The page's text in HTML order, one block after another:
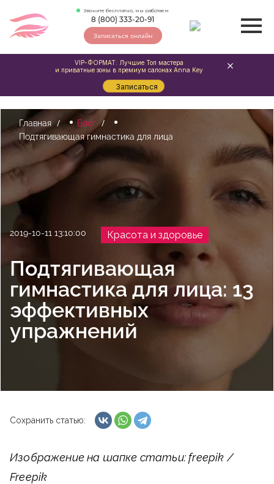
Звоните бесплатно, мы работаем
8 (800) 333-20-91
Записаться онлайн
Главная
Блог
Подтягивающая гимнастика для лица
2019-10-11 13:10:00 Красота и здоровье
Подтягивающая
гимнастика для лица: 13
эффективных
упражнений
Сохранить статью:
Изображение на шапке статьи: freepik /
Freepik
VIP-ФОРМАТ: Лучшие Топ мастера
и приватные зоны в премиум салонах Anna Key
Записаться